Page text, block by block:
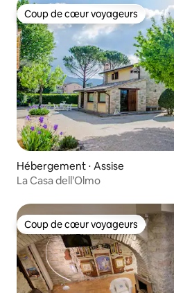
Coup de cœur voyageurs
Coup de cœur voyageurs
Hébergement ⋅ Assise
La Casa dell’Olmo
Coup de cœur voyageurs
Coup de cœur voyageurs